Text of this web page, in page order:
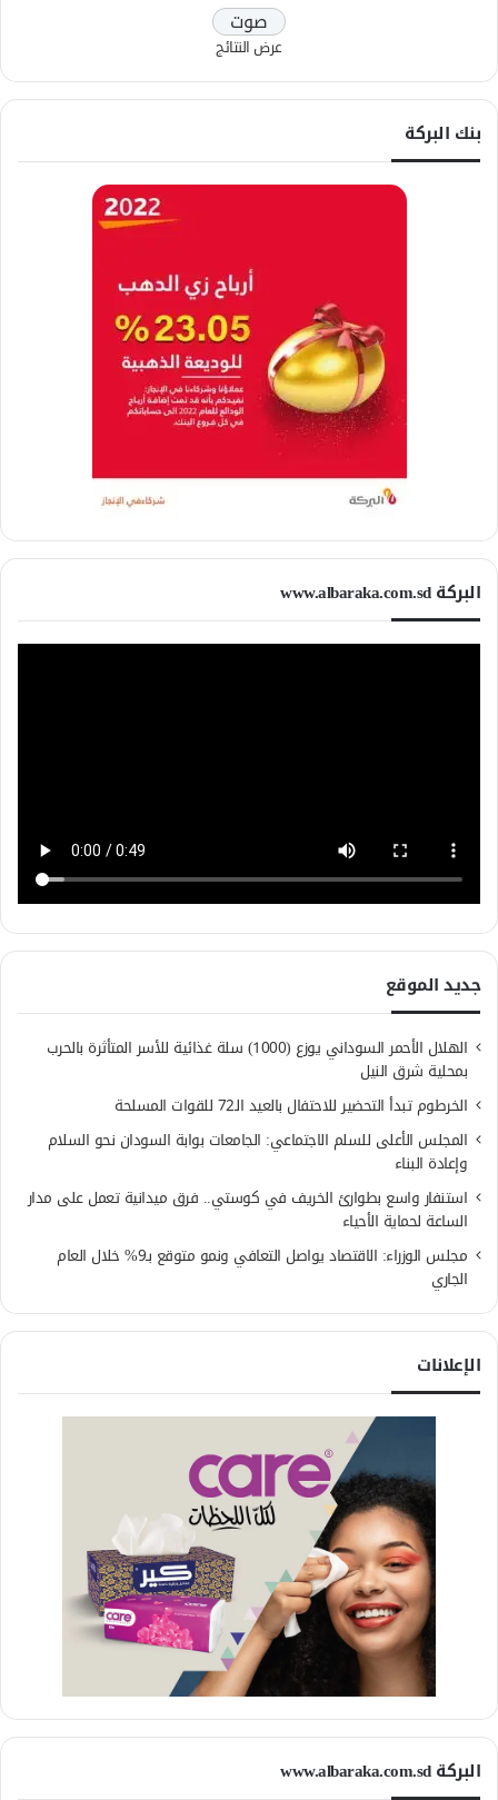
عرض النتائج
بنك البركة
البركة www.albaraka.com.sd
جديد الموقع
الهلال الأحمر السوداني يوزع (1000) سلة غذائية للأسر المتأثرة بالحرب
بمحلية شرق النيل
الخرطوم تبدأ التحضير للاحتفال بالعيد الـ72 للقوات المسلحة
المجلس الأعلى للسلم الاجتماعي: الجامعات بوابة السودان نحو السلام
وإعادة البناء
استنفار واسع بطوارئ الخريف في كوستي.. فرق ميدانية تعمل على مدار
الساعة لحماية الأحياء
مجلس الوزراء: الاقتصاد يواصل التعافي ونمو متوقع بـ9% خلال العام
الجاري
الإعلانات
البركة www.albaraka.com.sd